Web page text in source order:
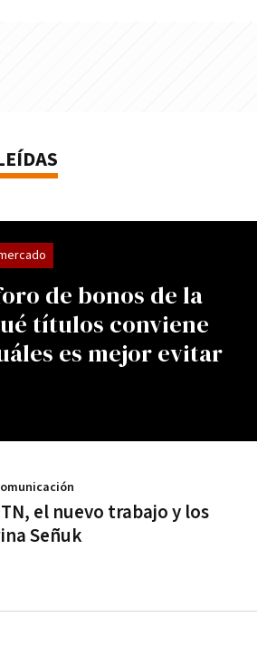
de bonos de la
títulos conviene
es mejor evitar
el nuevo trabajo y los
Señuk